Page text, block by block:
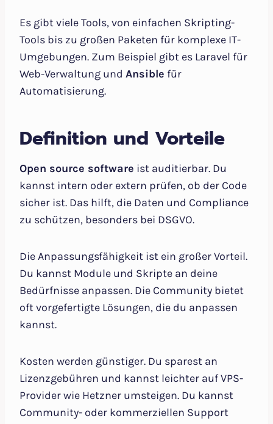
Es gibt viele Tools, von einfachen Skripting-
Tools bis zu großen Paketen für komplexe IT-
Umgebungen. Zum Beispiel gibt es Laravel für
Web-Verwaltung und Ansible für
Automatisierung.
Definition und Vorteile
Open source software ist auditierbar. Du
kannst intern oder extern prüfen, ob der Code
sicher ist. Das hilft, die Daten und Compliance
zu schützen, besonders bei DSGVO.
Die Anpassungsfähigkeit ist ein großer Vorteil.
Du kannst Module und Skripte an deine
Bedürfnisse anpassen. Die Community bietet
oft vorgefertigte Lösungen, die du anpassen
kannst.
Kosten werden günstiger. Du sparest an
Lizenzgebühren und kannst leichter auf VPS-
Provider wie Hetzner umsteigen. Du kannst
Community- oder kommerziellen Support